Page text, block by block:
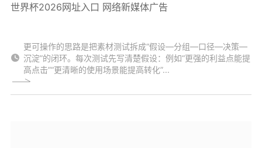
世界杯2026网址入口 网络新媒体广告
更可操作的思路是把素材测试拆成“假设—分组—口径—决策—
沉淀”的闭环。每次测试先写清楚假设：例如“更强的利益点能提
高点击”“更清晰的使用场景能提高转化”...